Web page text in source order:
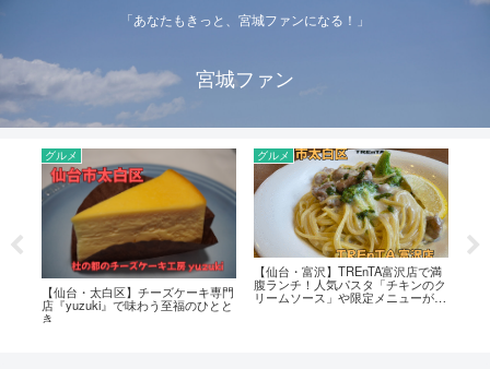
「あなたもきっと、宮城ファンになる！」
宮城ファン
グルメ
【仙台・太白区】チーズケーキ専門
店『yuzuki』で味わう至福のひとと
き
グルメ
【仙台・富沢】TREnTA富沢店で満
腹ランチ！人気パスタ「チキンのク
リームソース」や限定メニューが話